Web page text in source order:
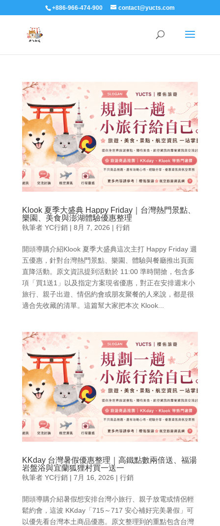
+886-966-474-900 contact@yucts.com
Klook 夏季大盛典 Happy Friday｜台灣熱門景點、
樂園、美食與澎湖體驗優惠整理
執筆者 YC行銷| 8月 7, 2026 | 行銷
開頭導購介紹Klook 夏季大盛典這次主打 Happy Friday 週
五優惠，針對台灣熱門景點、樂園、體驗與餐廳推出頁面
直降活動。原文資訊提到活動於 11:00 準時開搶，包含多
項「買1送1」以及指定方案現省優惠，對正在安排週末小
旅行、親子出遊、情侶約會或朋友聚餐的人來說，都是很
適合先收藏的清單。這篇幫大家把本次 Klook...
KKday 台灣暑假優惠整理｜高鐵點數兩倍送、福湯
岩盤浴與宜蘭狐狸村買一送一
執筆者 YC行銷| 7月 16, 2026 | 行銷
開頭導購介紹暑假想安排台灣小旅行、親子放電或情侶輕
鬆約會，這波 KKday「715～717 安心補好完美暑假」可
以優先看台灣本土商品優惠。原文整理到的重點包含台灣